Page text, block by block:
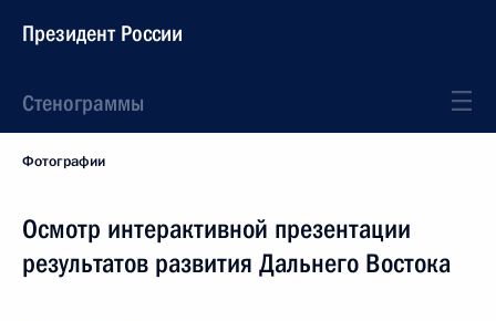
Президент России
Стенограммы
Фотографии
Осмотр интерактивной презентации
результатов развития Дальнего Востока